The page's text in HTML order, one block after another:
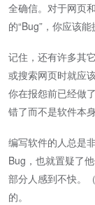
全确信。对于网页
的“Bug”，你应该
记住，还有许多其
或搜索网页时就应
你在报怨前已经做
错了而不是软件本
编写软件的人总是
Bug，也就置疑了
部分人感到不快。
的。